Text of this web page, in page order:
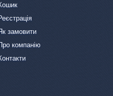
замовити
компанію